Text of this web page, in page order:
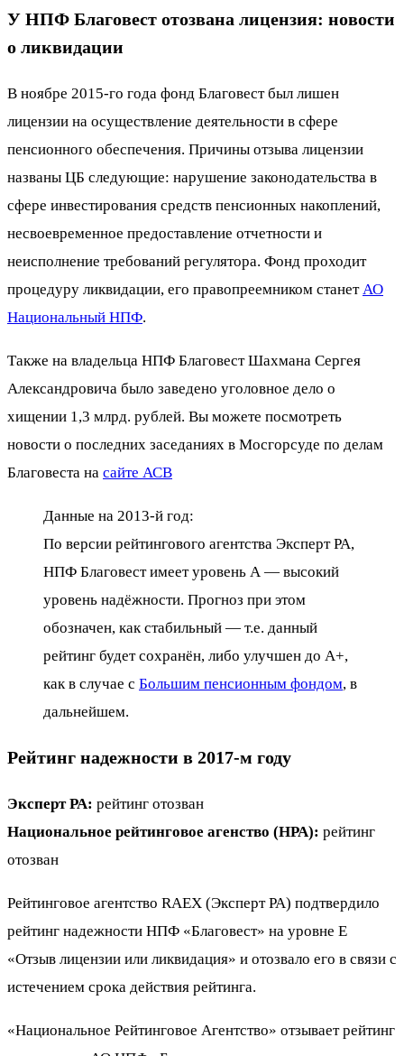
У НПФ Благовест отозвана лицензия: новости
о ликвидации
В ноябре 2015-го года фонд Благовест был лишен
лицензии на осуществление деятельности в сфере
пенсионного обеспечения. Причины отзыва лицензии
названы ЦБ следующие: нарушение законодательства в
сфере инвестирования средств пенсионных накоплений,
несвоевременное предоставление отчетности и
неисполнение требований регулятора. Фонд проходит
процедуру ликвидации, его правопреемником станетАО
Национальный НПФ.
Также на владельца НПФ Благовест Шахмана Сергея
Александровича было заведено уголовное дело о
хищении 1,3 млрд. рублей. Вы можете посмотреть
новости о последних заседаниях в Мосгорсуде по делам
Благовеста на сайте АСВ
Данные на 2013-й год:
По версии рейтингового агентства Эксперт РА,
НПФ Благовест имеет уровень А — высокий
уровень надёжности. Прогноз при этом
обозначен, как стабильный — т.е. данный
рейтинг будет сохранён, либо улучшен до А+,
как в случае с Большим пенсионным фондом, в
дальнейшем.
Рейтинг надежности в 2017-м году
Эксперт РА: рейтинг отозван
Национальное рейтинговое агенство (НРА): рейтинг
отозван
Рейтинговое агентство RAEX (Эксперт РА) подтвердило
рейтинг надежности НПФ «Благовест» на уровне Е
«Отзыв лицензии или ликвидация» и отозвало его в связи с
истечением срока действия рейтинга.
«Национальное Рейтинговое Агентство» отзывает рейтинг